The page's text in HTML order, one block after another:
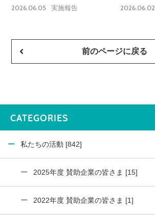
2026.06.05 実施報告 2026.06.02
前のページに戻る
CATEGORIES
私たちの活動 [842]
2025年度 賛助企業の皆さま [15]
2022年度 賛助企業の皆さま [1]